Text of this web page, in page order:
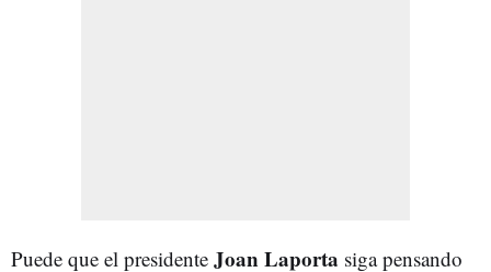
Puede que el presidente Joan Laporta siga pensando